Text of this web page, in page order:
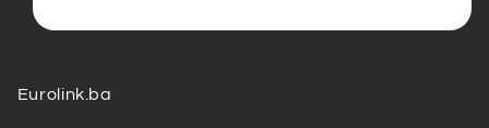
modal
Eurolink.ba